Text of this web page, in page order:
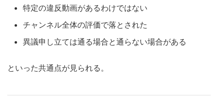
特定の違反動画があるわけではない
チャンネル全体の評価で落とされた
異議申し立ては通る場合と通らない場合がある
といった共通点が見られる。